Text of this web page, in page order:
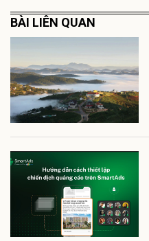
BÀI LIÊN QUAN